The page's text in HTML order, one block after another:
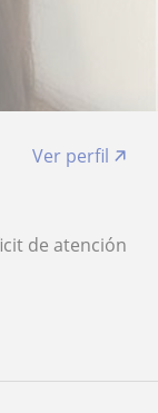
Ver perfil
de atención